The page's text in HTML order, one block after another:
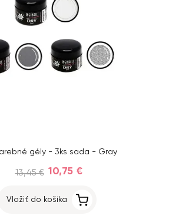
gély - 3ks sada - Gray
13,45 € 10,75 €
Vložiť do košíka